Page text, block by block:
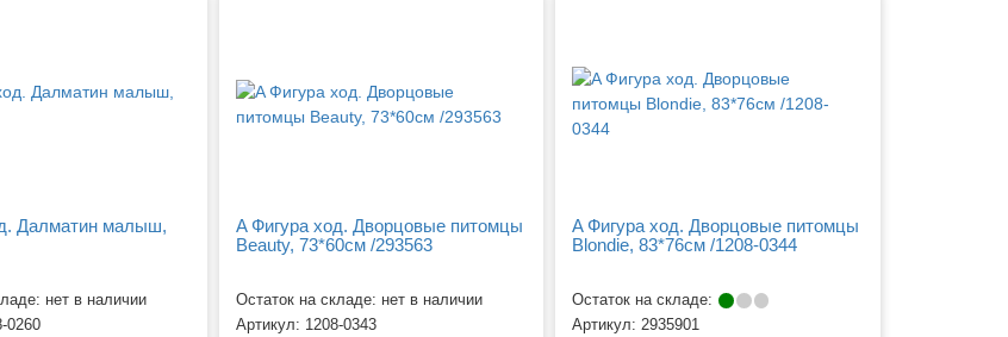
Далматин малыш,
нет в наличии
0260
A Фигура ход. Дворцовые питомцы
Beauty, 73*60см /293563
Остаток на складе: нет в наличии
Артикул: 1208-0343
A Фигура ход. Дворцовые питомцы
Blondie, 83*76см /1208-0344
Остаток на складе:
Артикул:2935901